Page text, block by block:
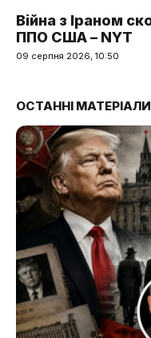
Війна з Іраном
ППО США – NYT
09 серпня 2026, 10:50
ОСТАННІ МАТЕРІАЛИ